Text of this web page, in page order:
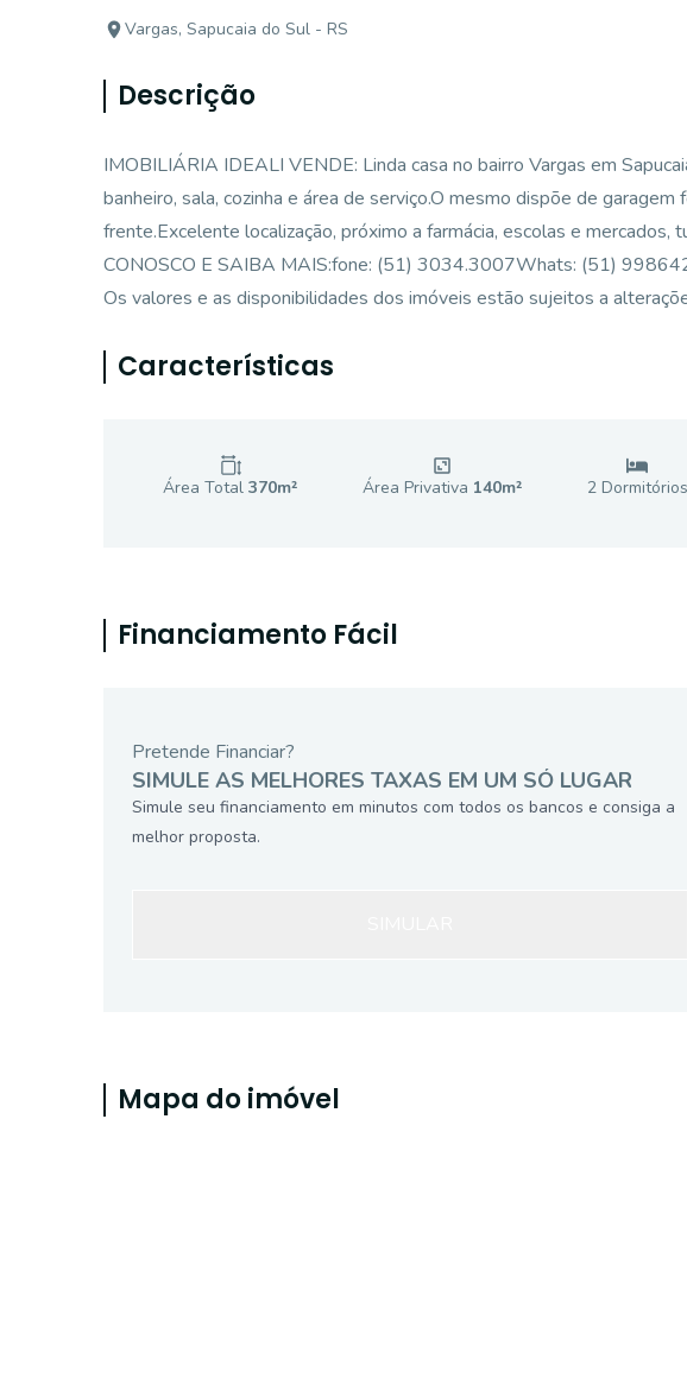
Vargas, Sapucaia do Sul - RS
Descrição
IMOBILIÁRIA IDEALI VENDE: Linda casa no bairro Vargas em
banheiro, sala, cozinha e área de serviço.O mesmo dispõe de garagem
frente.Excelente localização, próximo a farmácia, escolas e mercados,
CONOSCO E SAIBA MAIS:fone: (51) 3034.3007Whats: (51)
Os valores e as disponibilidades dos imóveis estão sujeitos a
Características
Área Total 370m² Área Privativa 140m² 2Dormitórios
Financiamento Fácil
Pretende Financiar?
SIMULE AS MELHORES TAXAS EM UM SÓ LUGAR
Simule seu financiamento em minutos com todos os bancos e consiga a
melhor proposta.
Mapa do imóvel